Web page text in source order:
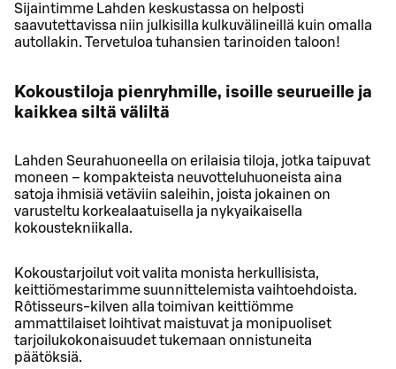
Sijaintimme Lahden keskustassa on helposti
saavutettavissa niin julkisilla kulkuvälineillä kuin omalla
autollakin. Tervetuloa tuhansien tarinoiden taloon!
Kokoustiloja pienryhmille, isoille seurueille ja
kaikkea siltä väliltä
Lahden Seurahuoneella on erilaisia tiloja, jotka taipuvat
moneen – kompakteista neuvotteluhuoneista aina
satoja ihmisiä vetäviin saleihin, joista jokainen on
varusteltu korkealaatuisella ja nykyaikaisella
kokoustekniikalla.
Kokoustarjoilut voit valita monista herkullisista,
keittiömestarimme suunnittelemista vaihtoehdoista.
Rôtisseurs-kilven alla toimivan keittiömme
ammattilaiset loihtivat maistuvat ja monipuoliset
tarjoilukokonaisuudet tukemaan onnistuneita
päätöksiä.